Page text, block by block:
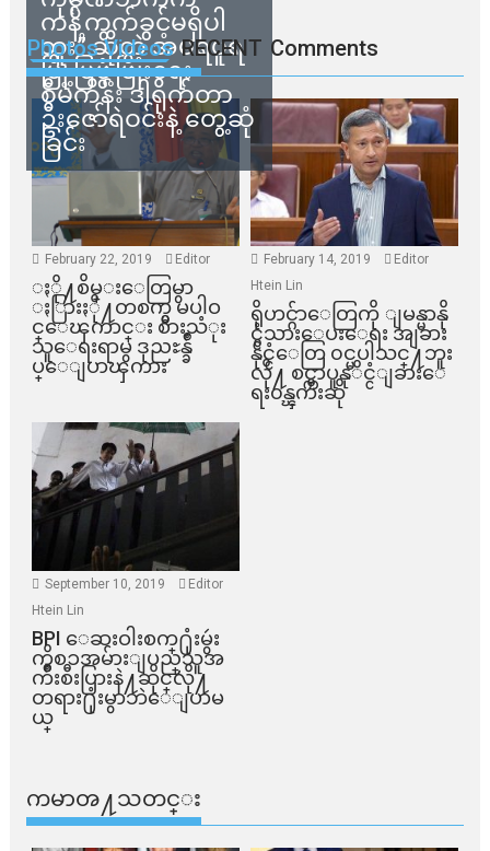
ကန့်ကွက်ခွင့်မရှိပါ
ဘူး” ဆိုတဲ့ အမရပူရ
မြို့ပြဖွံ့ဖြိုးရေး
စီမံကိန်း ဒါရိုက်တာ
ဦးဇော်ရဲဝင်းနဲ့ တွေ့ဆုံ
ခြင်း
Photos Videos RECENT Comments
February 22, 2019 Editor
ႏို႔စိမ္းေတြမွာ
ႏြားႏို႔တစက္မွ မပါဝ
င္ေၾကာင္း စားသံုး
သူေရးရာမွ ဒုညႊန္ခ်ဳ
ပ္ေျပာၾကား
February 14, 2019
Editor
Htein Lin
ရိုဟင္ဂ်ာေတြကို ျမန္မာနို
င္ငံသားေပးေရး အျခား
နိုင္ငံေတြ ၀င္မပါသင္႔ဘူး
လို႔ စင္ကာပူနုိင္ငံျခားေ
ရး၀န္ၾကီးဆို
September 10, 2019
Editor
Htein Lin
BPI ​ေဆးဝါးစက္​႐ုံးမွဴး
ကိစၥအမ်ားျပည္​သူအ
က်ိဳးစီးပြားနဲ႔ဆိုင္​လို႔
တရား႐ုံးမွာဘဲေျပာမ
ယ္​
ကမာၻ႔သတင္း